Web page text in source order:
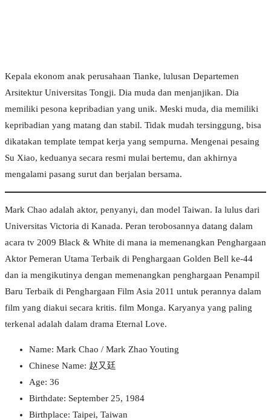
Kepala ekonom anak perusahaan Tianke, lulusan Departemen
Arsitektur Universitas Tongji. Dia muda dan menjanjikan. Dia
memiliki pesona kepribadian yang unik. Meski muda, dia memiliki
kepribadian yang matang dan stabil. Tidak mudah tersinggung, bisa
dikatakan template tempat kerja yang sempurna. Mengenai pesaing
Su Xiao, keduanya secara resmi mulai bertemu, dan akhirnya
mengalami pasang surut dan berjalan bersama.
Mark Chao adalah aktor, penyanyi, dan model Taiwan. Ia lulus dari
Universitas Victoria di Kanada. Peran terobosannya datang dalam
acara tv 2009 Black & White di mana ia memenangkan Penghargaan
Aktor Pemeran Utama Terbaik di Penghargaan Golden Bell ke-44
dan ia mengikutinya dengan memenangkan penghargaan Penampil
Baru Terbaik di Penghargaan Film Asia 2011 untuk perannya dalam
film yang diakui secara kritis. film Monga. Karyanya yang paling
terkenal adalah dalam drama Eternal Love.
Name: Mark Chao / Mark Zhao Youting
Chinese Name: 赵又廷
Age: 36
Birthdate: September 25, 1984
Birthplace: Taipei, Taiwan